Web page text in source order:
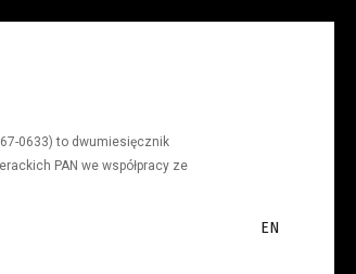
0633) to dwumiesięcznik
PAN we współpracy ze
EN